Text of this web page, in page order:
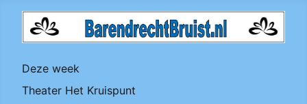
Deze week
Theater Het Kruispunt